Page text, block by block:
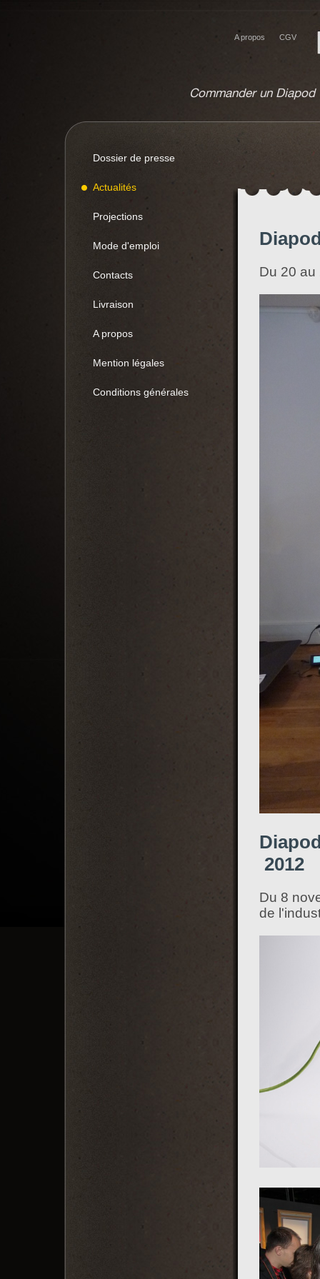
CGV
A propos
Commander un Diapod
Dossier de presse
Actualités
Projections
Mode d'emploi
Contacts
Livraison
A propos
Mention légales
Conditions générales
Du 20 au
2012
Du 8
de